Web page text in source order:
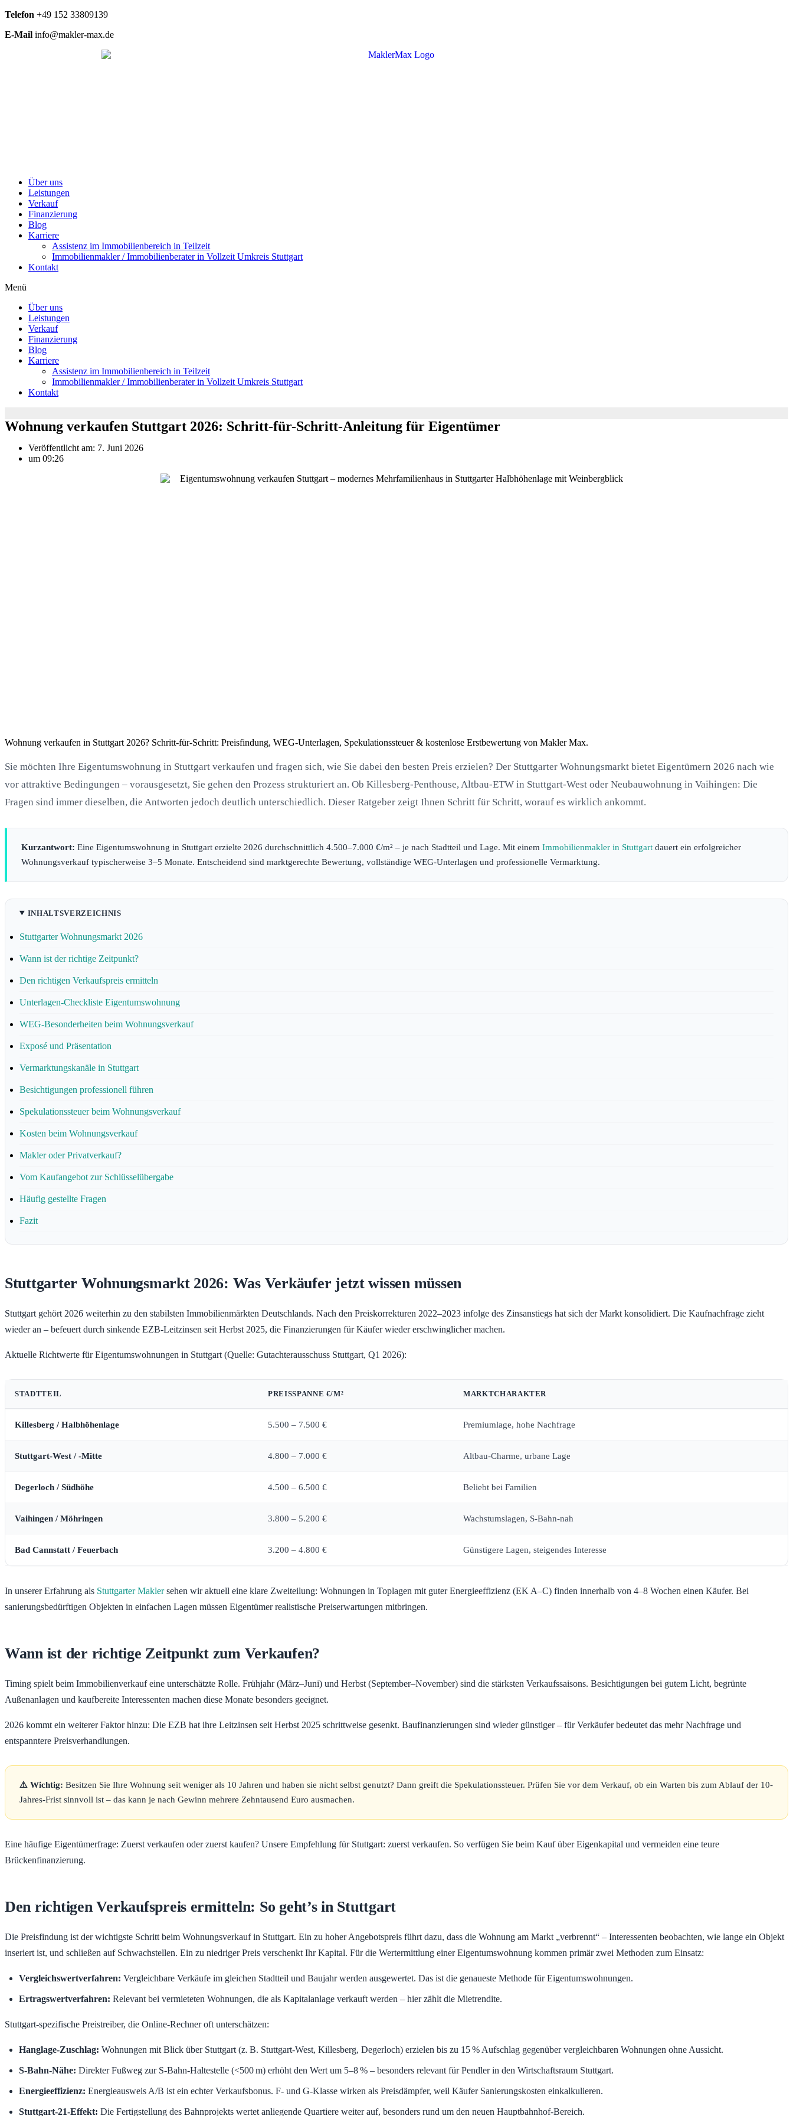
Telefon +49 152 33809139
E-Mail info@makler-max.de
Über uns
Leistungen
Verkauf
Finanzierung
Blog
Karriere
Assistenz im Immobilienbereich in Teilzeit
Immobilienmakler / Immobilienberater in Vollzeit Umkreis Stuttgart
Kontakt
Menü
Über uns
Leistungen
Verkauf
Finanzierung
Blog
Karriere
Assistenz im Immobilienbereich in Teilzeit
Immobilienmakler / Immobilienberater in Vollzeit Umkreis Stuttgart
Kontakt
Wohnung verkaufen Stuttgart 2026: Schritt-für-Schritt-Anleitung für Eigentümer
Veröffentlicht am: 7. Juni 2026
um 09:26
Wohnung verkaufen in Stuttgart 2026? Schritt-für-Schritt: Preisfindung, WEG-Unterlagen, Spekulationssteuer & kostenlose Erstbewertung von Makler Max.
Sie möchten Ihre Eigentumswohnung in Stuttgart verkaufen und fragen sich, wie Sie dabei den besten Preis erzielen? Der Stuttgarter Wohnungsmarkt bietet Eigentümern 2026 nach wie
vor attraktive Bedingungen – vorausgesetzt, Sie gehen den Prozess strukturiert an. Ob Killesberg-Penthouse, Altbau-ETW in Stuttgart-West oder Neubauwohnung in Vaihingen: Die
Fragen sind immer dieselben, die Antworten jedoch deutlich unterschiedlich. Dieser Ratgeber zeigt Ihnen Schritt für Schritt, worauf es wirklich ankommt.
Kurzantwort: Eine Eigentumswohnung in Stuttgart erzielte 2026 durchschnittlich 4.500–7.000 €/m² – je nach Stadtteil und Lage. Mit einem Immobilienmakler in Stuttgart dauert ein erfolgreicher
Wohnungsverkauf typischerweise 3–5 Monate. Entscheidend sind marktgerechte Bewertung, vollständige WEG-Unterlagen und professionelle Vermarktung.
INHALTSVERZEICHNIS
Stuttgarter Wohnungsmarkt 2026
Wann ist der richtige Zeitpunkt?
Den richtigen Verkaufspreis ermitteln
Unterlagen-Checkliste Eigentumswohnung
WEG-Besonderheiten beim Wohnungsverkauf
Exposé und Präsentation
Vermarktungskanäle in Stuttgart
Besichtigungen professionell führen
Spekulationssteuer beim Wohnungsverkauf
Kosten beim Wohnungsverkauf
Makler oder Privatverkauf?
Vom Kaufangebot zur Schlüsselübergabe
Häufig gestellte Fragen
Fazit
Stuttgarter Wohnungsmarkt 2026: Was Verkäufer jetzt wissen müssen
Stuttgart gehört 2026 weiterhin zu den stabilsten Immobilienmärkten Deutschlands. Nach den Preiskorrekturen 2022–2023 infolge des Zinsanstiegs hat sich der Markt konsolidiert. Die Kaufnachfrage zieht
wieder an – befeuert durch sinkende EZB-Leitzinsen seit Herbst 2025, die Finanzierungen für Käufer wieder erschwinglicher machen.
Aktuelle Richtwerte für Eigentumswohnungen in Stuttgart (Quelle: Gutachterausschuss Stuttgart, Q1 2026):
STADTTEIL PREISSPANNE €/M² MARKTCHARAKTER
Killesberg / Halbhöhenlage 5.500 – 7.500 € Premiumlage, hohe Nachfrage
Stuttgart-West / -Mitte 4.800 – 7.000 € Altbau-Charme, urbane Lage
Degerloch / Südhöhe 4.500 – 6.500 € Beliebt bei Familien
Vaihingen / Möhringen 3.800 – 5.200 € Wachstumslagen, S-Bahn-nah
Bad Cannstatt / Feuerbach 3.200 – 4.800 € Günstigere Lagen, steigendes Interesse
In unserer Erfahrung als Stuttgarter Maklersehen wir aktuell eine klare Zweiteilung: Wohnungen in Toplagen mit guter Energieeffizienz (EK A–C) finden innerhalb von 4–8 Wochen einen Käufer. Bei
sanierungsbedürftigen Objekten in einfachen Lagen müssen Eigentümer realistische Preiserwartungen mitbringen.
Wann ist der richtige Zeitpunkt zum Verkaufen?
Timing spielt beim Immobilienverkauf eine unterschätzte Rolle. Frühjahr (März–Juni) und Herbst (September–November) sind die stärksten Verkaufssaisons. Besichtigungen bei gutem Licht, begrünte
Außenanlagen und kaufbereite Interessenten machen diese Monate besonders geeignet.
2026 kommt ein weiterer Faktor hinzu: Die EZB hat ihre Leitzinsen seit Herbst 2025 schrittweise gesenkt. Baufinanzierungen sind wieder günstiger – für Verkäufer bedeutet das mehr Nachfrage und
entspanntere Preisverhandlungen.
⚠️ Wichtig: Besitzen Sie Ihre Wohnung seit weniger als 10 Jahren und haben sie nicht selbst genutzt? Dann greift die Spekulationssteuer. Prüfen Sie vor dem Verkauf, ob ein Warten bis zum Ablauf der 10-
Jahres-Frist sinnvoll ist – das kann je nach Gewinn mehrere Zehntausend Euro ausmachen.
Eine häufige Eigentümerfrage: Zuerst verkaufen oder zuerst kaufen? Unsere Empfehlung für Stuttgart: zuerst verkaufen. So verfügen Sie beim Kauf über Eigenkapital und vermeiden eine teure
Brückenfinanzierung.
Den richtigen Verkaufspreis ermitteln: So geht’s in Stuttgart
Die Preisfindung ist der wichtigste Schritt beim Wohnungsverkauf in Stuttgart. Ein zu hoher Angebotspreis führt dazu, dass die Wohnung am Markt „verbrennt“ – Interessenten beobachten, wie lange ein Objekt
inseriert ist, und schließen auf Schwachstellen. Ein zu niedriger Preis verschenkt Ihr Kapital. Für die Wertermittlung einer Eigentumswohnung kommen primär zwei Methoden zum Einsatz:
Vergleichswertverfahren: Vergleichbare Verkäufe im gleichen Stadtteil und Baujahr werden ausgewertet. Das ist die genaueste Methode für Eigentumswohnungen.
Ertragswertverfahren: Relevant bei vermieteten Wohnungen, die als Kapitalanlage verkauft werden – hier zählt die Mietrendite.
Stuttgart-spezifische Preistreiber, die Online-Rechner oft unterschätzen:
Hanglage-Zuschlag: Wohnungen mit Blick über Stuttgart (z. B. Stuttgart-West, Killesberg, Degerloch) erzielen bis zu 15 % Aufschlag gegenüber vergleichbaren Wohnungen ohne Aussicht.
S-Bahn-Nähe: Direkter Fußweg zur S-Bahn-Haltestelle (<500 m) erhöht den Wert um 5–8 % – besonders relevant für Pendler in den Wirtschaftsraum Stuttgart.
Energieeffizienz: Energieausweis A/B ist ein echter Verkaufsbonus. F- und G-Klasse wirken als Preisdämpfer, weil Käufer Sanierungskosten einkalkulieren.
Stuttgart-21-Effekt: Die Fertigstellung des Bahnprojekts wertet anliegende Quartiere weiter auf, besonders rund um den neuen Hauptbahnhof-Bereich.